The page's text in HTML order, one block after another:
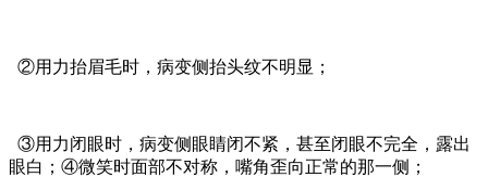
②用力抬眉毛时，病变侧抬头纹不明显；
③用力闭眼时，病变侧眼睛闭不紧，甚至闭眼不完全，露出
眼白；④微笑时面部不对称，嘴角歪向正常的那一侧；